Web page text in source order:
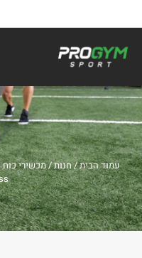
עמוד הבית/חנות/מכשירי כוח